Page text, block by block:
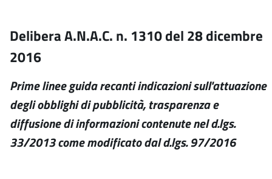
Delibera A.N.A.C. n. 1310 del 28 dicembre
2016
Prime linee guida recanti indicazioni sull'attuazione
degli obblighi di pubblicità, trasparenza e
diffusione di informazioni contenute nel d.lgs.
33/2013 come modificato dal d.lgs. 97/2016